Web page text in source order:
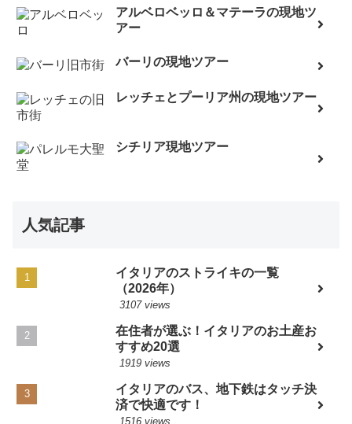
アルベロベッロ＆マテーラの現地ツ
アー
バーリの現地ツアー
レッチェとプーリア州の現地ツアー
シチリア現地ツアー
人気記事
イタリアのストライキの一覧
（2026年）
3107 views
在住者が選ぶ！イタリアのお土産お
すすめ20選
1919 views
イタリアのバス、地下鉄はタッチ決
済で快適です！
1516 views